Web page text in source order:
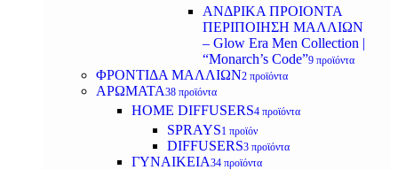
ΑΝΔΡΙΚΑ ΠΡΟΙΟΝΤΑ
ΠΕΡΙΠΟΙΗΣΗ ΜΑΛΛΙΩΝ
– Glow Era Men Collection |
“Monarch’s Code”9 προϊόντα
ΦΡΟΝΤΙΔΑ ΜΑΛΛΙΩΝ2 προϊόντα
ΑΡΩΜΑΤΑ38 προϊόντα
HOME DIFFUSERS4 προϊόντα
SPRAYS1 προϊόν
DIFFUSERS3 προϊόντα
ΓΥΝΑΙΚΕΙΑ34 προϊόντα